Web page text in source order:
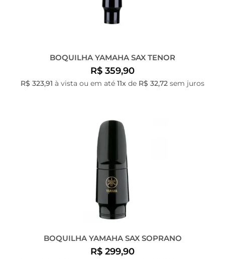
BOQUILHA YAMAHA SAX TENOR
R$ 359,90
R$ 323,91 à vista ou em até 11x de R$ 32,72 sem juros
BOQUILHA YAMAHA SAX SOPRANO
R$ 299,90